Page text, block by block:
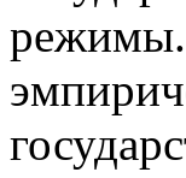
режимы.